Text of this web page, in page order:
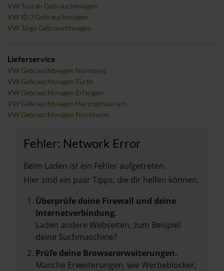
VW Touran Gebrauchtwagen
VW ID.3 Gebrauchtwagen
VW Taigo Gebrauchtwagen
Lieferservice
VW Gebrauchtwagen Nürnberg
VW Gebrauchtwagen Fürth
VW Gebrauchtwagen Erlangen
VW Gebrauchtwagen Herzogenaurach
VW Gebrauchtwagen Forchheim
Fehler: Network Error
Beim Laden ist ein Fehler aufgetreten.
Hier sind ein paar Tipps, die dir helfen können:
Überprüfe deine Firewall und deine
Internetverbindung.
Laden andere Webseiten, zum Beispiel
deine Suchmaschine?
Prüfe deine Browsererweiterungen.
Manche Erweiterungen, wie Werbeblocker,